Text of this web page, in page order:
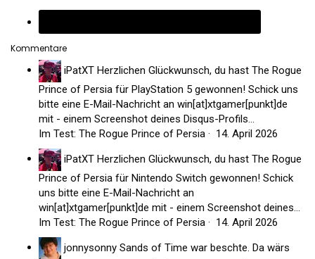
Kommentare
iPatXT Herzlichen Glückwunsch, du hast The Rogue
Prince of Persia für PlayStation 5 gewonnen! Schick uns
bitte eine E-Mail-Nachricht an win[at]xtgamer[punkt]de
mit - einem Screenshot deines Disqus-Profils...
Im Test: The Rogue Prince of Persia · 14. April 2026
iPatXT Herzlichen Glückwunsch, du hast The Rogue
Prince of Persia für Nintendo Switch gewonnen! Schick
uns bitte eine E-Mail-Nachricht an
win[at]xtgamer[punkt]de mit - einem Screenshot deines...
Im Test: The Rogue Prince of Persia · 14. April 2026
jonnysonny Sands of Time war beschte. Da wärs